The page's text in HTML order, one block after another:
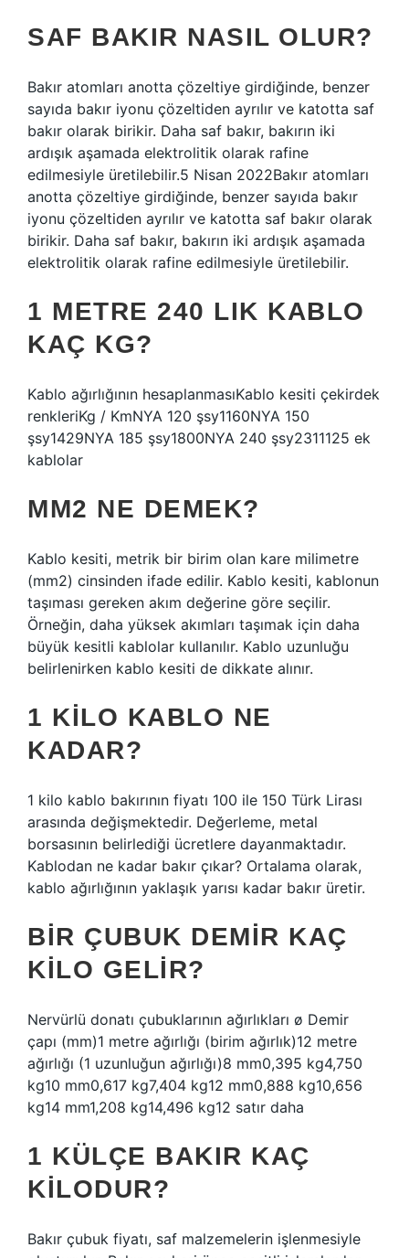
SAF BAKIR NASIL OLUR?
Bakır atomları anotta çözeltiye girdiğinde, benzer
sayıda bakır iyonu çözeltiden ayrılır ve katotta saf
bakır olarak birikir. Daha saf bakır, bakırın iki
ardışık aşamada elektrolitik olarak rafine
edilmesiyle üretilebilir.5 Nisan 2022Bakır atomları
anotta çözeltiye girdiğinde, benzer sayıda bakır
iyonu çözeltiden ayrılır ve katotta saf bakır olarak
birikir. Daha saf bakır, bakırın iki ardışık aşamada
elektrolitik olarak rafine edilmesiyle üretilebilir.
1 METRE 240 LIK KABLO
KAÇ KG?
Kablo ağırlığının hesaplanmasıKablo kesiti çekirdek
renkleriKg / KmNYA 120 şsy1160NYA 150
şsy1429NYA 185 şsy1800NYA 240 şsy2311125 ek
kablolar
MM2 NE DEMEK?
Kablo kesiti, metrik bir birim olan kare milimetre
(mm2) cinsinden ifade edilir. Kablo kesiti, kablonun
taşıması gereken akım değerine göre seçilir.
Örneğin, daha yüksek akımları taşımak için daha
büyük kesitli kablolar kullanılır. Kablo uzunluğu
belirlenirken kablo kesiti de dikkate alınır.
1 KILO KABLO NE
KADAR?
1 kilo kablo bakırının fiyatı 100 ile 150 Türk Lirası
arasında değişmektedir. Değerleme, metal
borsasının belirlediği ücretlere dayanmaktadır.
Kablodan ne kadar bakır çıkar? Ortalama olarak,
kablo ağırlığının yaklaşık yarısı kadar bakır üretir.
BIR ÇUBUK DEMIR KAÇ
KILO GELIR?
Nervürlü donatı çubuklarının ağırlıkları ø Demir
çapı (mm)1 metre ağırlığı (birim ağırlık)12 metre
ağırlığı (1 uzunluğun ağırlığı)8 mm0,395 kg4,750
kg10 mm0,617 kg7,404 kg12 mm0,888 kg10,656
kg14 mm1,208 kg14,496 kg12 satır daha
1 KÜLÇE BAKIR KAÇ
KILODUR?
Bakır çubuk fiyatı, saf malzemelerin işlenmesiyle